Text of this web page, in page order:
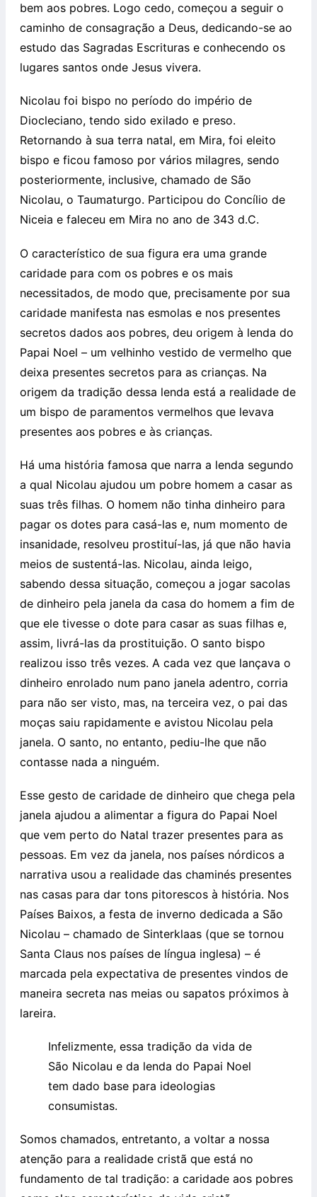
bem aos pobres. Logo cedo, começou a seguir o
caminho de consagração a Deus, dedicando-se ao
estudo das Sagradas Escrituras e conhecendo os
lugares santos onde Jesus vivera.
Nicolau foi bispo no período do império de
Diocleciano, tendo sido exilado e preso.
Retornando à sua terra natal, em Mira, foi eleito
bispo e ficou famoso por vários milagres, sendo
posteriormente, inclusive, chamado de São
Nicolau, o Taumaturgo. Participou do Concílio de
Niceia e faleceu em Mira no ano de 343 d.C.
O característico de sua figura era uma grande
caridade para com os pobres e os mais
necessitados, de modo que, precisamente por sua
caridade manifesta nas esmolas e nos presentes
secretos dados aos pobres, deu origem à lenda do
Papai Noel – um velhinho vestido de vermelho que
deixa presentes secretos para as crianças. Na
origem da tradição dessa lenda está a realidade de
um bispo de paramentos vermelhos que levava
presentes aos pobres e às crianças.
Há uma história famosa que narra a lenda segundo
a qual Nicolau ajudou um pobre homem a casar as
suas três filhas. O homem não tinha dinheiro para
pagar os dotes para casá-las e, num momento de
insanidade, resolveu prostituí-las, já que não havia
meios de sustentá-las. Nicolau, ainda leigo,
sabendo dessa situação, começou a jogar sacolas
de dinheiro pela janela da casa do homem a fim de
que ele tivesse o dote para casar as suas filhas e,
assim, livrá-las da prostituição. O santo bispo
realizou isso três vezes. A cada vez que lançava o
dinheiro enrolado num pano janela adentro, corria
para não ser visto, mas, na terceira vez, o pai das
moças saiu rapidamente e avistou Nicolau pela
janela. O santo, no entanto, pediu-lhe que não
contasse nada a ninguém.
Esse gesto de caridade de dinheiro que chega pela
janela ajudou a alimentar a figura do Papai Noel
que vem perto do Natal trazer presentes para as
pessoas. Em vez da janela, nos países nórdicos a
narrativa usou a realidade das chaminés presentes
nas casas para dar tons pitorescos à história. Nos
Países Baixos, a festa de inverno dedicada a São
Nicolau – chamado de Sinterklaas (que se tornou
Santa Claus nos países de língua inglesa) – é
marcada pela expectativa de presentes vindos de
maneira secreta nas meias ou sapatos próximos à
lareira.
Infelizmente, essa tradição da vida de
São Nicolau e da lenda do Papai Noel
tem dado base para ideologias
consumistas.
Somos chamados, entretanto, a voltar a nossa
atenção para a realidade cristã que está no
fundamento de tal tradição: a caridade aos pobres